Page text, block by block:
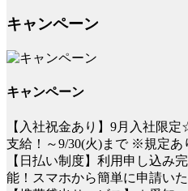
キャンペーン
キャンペーン
【入社祝金あり】9月入社限
支給！～9/30(火)まで ※規定あ
【日払い制度】利用申し込み
能！スマホから簡単に申請い